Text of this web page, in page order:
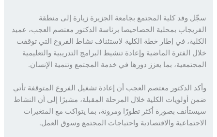
وفد كلية المجتمع بجامعة الجزيرة زيارة إلى منطقة
بمحلية الحصاحيصا برئاسة الدكتور معتصم العجب، عميد
في إطار خطة الكلية لاستئناف نشاط الفروع التي توقفت
الفترة الماضية وإعادة تنشيط البرامج التدريبية والتعليمية
بما يعزز دورها في خدمة المجتمع وتنمية الإنسان.
الدكتور معتصم العجب أن إعادة تشغيل الفروع المتوقفة تأتي
أولويات الكلية خلال المرحلة المقبلة، مشيرًا إلى أن النشاط
بصورة أكثر تطورًا ومرونة، بما يتواكب مع المتغيرات
والاقتصادية واحتياجات المجتمع وسوق العمل.